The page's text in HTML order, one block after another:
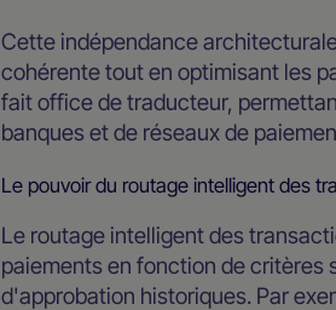
Cette indépendance
cohérente tout en optimisant les
fait office de traducteur,
banques et de réseaux de
Le pouvoir du routage intelligent des
Le routage intelligent des
paiements en fonction de critères
d'approbation historiques. Par